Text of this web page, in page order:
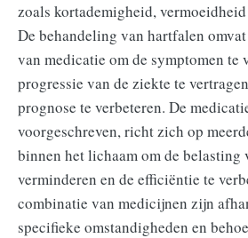
zoals kortademigheid,
De behandeling van hartfalen
van medicatie om de symptomen te
progressie van de ziekte te
prognose te verbeteren. De
voorgeschreven, richt zich op
binnen het lichaam om de belasting
verminderen en de efficiëntie te
combinatie van medicijnen zijn
specifieke omstandigheden en